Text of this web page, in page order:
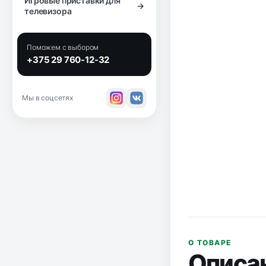
телевизора
→
Поможем с выбором
+375 29 760-12-32
Мы в соцсетях
О ТОВАРЕ